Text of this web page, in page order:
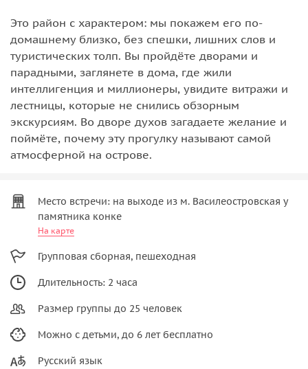
Это район с характером: мы покажем его по-
домашнему близко, без спешки, лишних слов и
туристических толп. Вы пройдёте дворами и
парадными, заглянете в дома, где жили
интеллигенция и миллионеры, увидите витражи и
лестницы, которые не снились обзорным
экскурсиям. Во дворе духов загадаете желание и
поймёте, почему эту прогулку называют самой
атмосферной на острове.
Место встречи: на выходе из м. Василеостровская у
памятника конке
На карте
Групповая сборная, пешеходная
Длительность: 2 часа
Размер группы до 25 человек
Можно с детьми, до 6 лет бесплатно
Русский язык